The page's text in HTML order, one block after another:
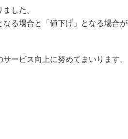
した。
る場合と「値下げ」となる場合が
ービス向上に努めてまいります。